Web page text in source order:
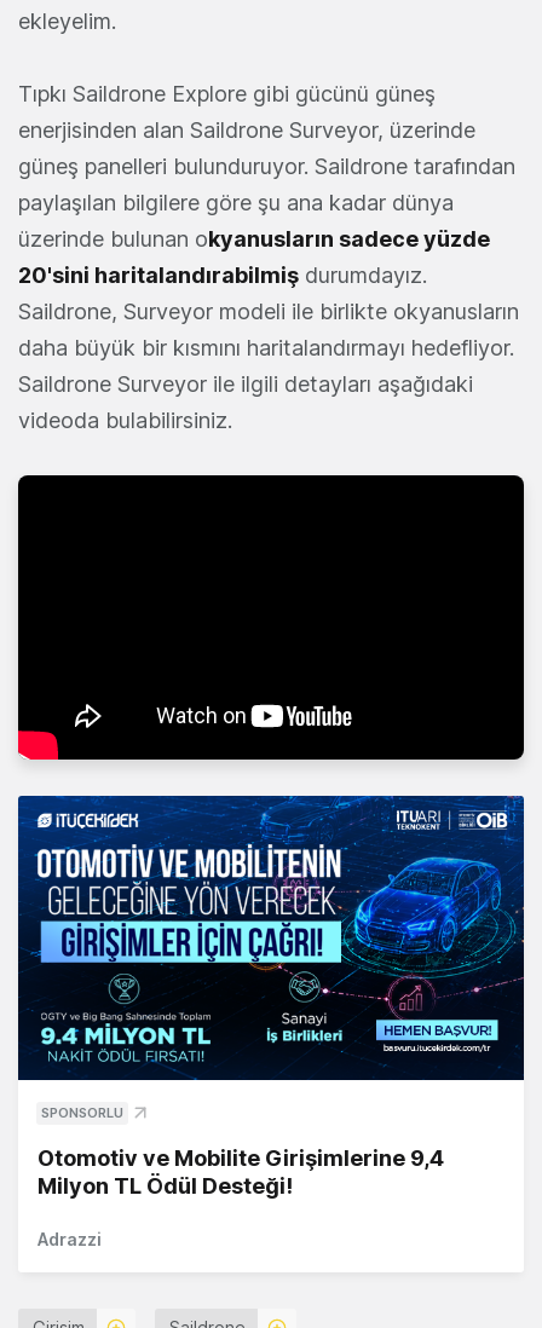
ekleyelim.
Tıpkı Saildrone Explore gibi gücünü güneş
enerjisinden alan Saildrone Surveyor, üzerinde
güneş panelleri bulunduruyor. Saildrone tarafından
paylaşılan bilgilere göre şu ana kadar dünya
üzerinde bulunan okyanusların sadece yüzde
20'sini haritalandırabilmiş durumdayız.
Saildrone, Surveyor modeli ile birlikte okyanusların
daha büyük bir kısmını haritalandırmayı hedefliyor.
Saildrone Surveyor ile ilgili detayları aşağıdaki
videoda bulabilirsiniz.
SPONSORLU
Otomotiv ve Mobilite Girişimlerine 9,4
Milyon TL Ödül Desteği!
Adrazzi